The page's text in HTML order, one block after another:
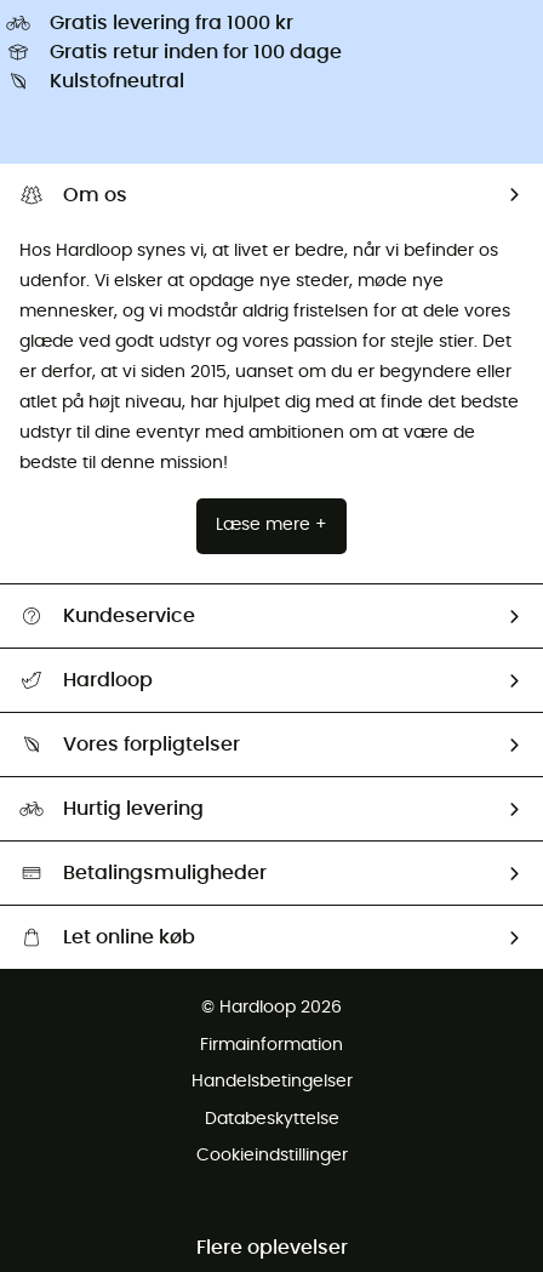
Gratis levering fra 1000 kr
Gratis retur inden for 100 dage
Kulstofneutral
Om os
Hos Hardloop synes vi, at livet er bedre, når vi befinder os
udenfor. Vi elsker at opdage nye steder, møde nye
mennesker, og vi modstår aldrig fristelsen for at dele vores
glæde ved godt udstyr og vores passion for stejle stier. Det
er derfor, at vi siden 2015, uanset om du er begyndere eller
atlet på højt niveau, har hjulpet dig med at finde det bedste
udstyr til dine eventyr med ambitionen om at være de
bedste til denne mission!
Læse mere +
Kundeservice
Returnering & Tilbagebetaling
Hardloop
Our ambassadors
Vores forpligtelser
Second hand
HardGreen Udvalg
Hurtig levering
Betalingsmuligheder
Let online køb
Gratis retur inden for 100 dage
© Hardloop 2026
Firmainformation
Handelsbetingelser
Databeskyttelse
Cookieindstillinger
Flere oplevelser